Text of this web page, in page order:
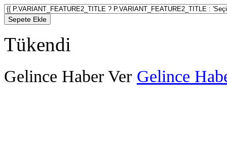
Sepete Ekle
Tükendi
Gelince Haber Ver Gelince